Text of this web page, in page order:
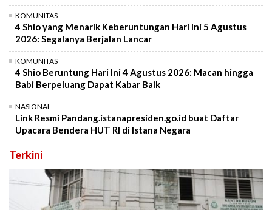
KOMUNITAS
4 Shio yang Menarik Keberuntungan Hari Ini 5 Agustus
2026: Segalanya Berjalan Lancar
KOMUNITAS
4 Shio Beruntung Hari Ini 4 Agustus 2026: Macan hingga
Babi Berpeluang Dapat Kabar Baik
NASIONAL
Link Resmi Pandang.istanapresiden.go.id buat Daftar
Upacara Bendera HUT RI di Istana Negara
Terkini